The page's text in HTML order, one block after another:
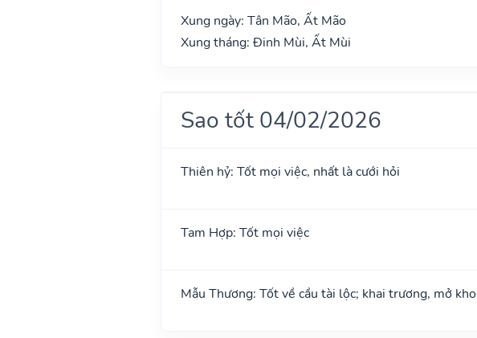
Xung ngày: Tân Mão, Ất Mão
Xung tháng: Đinh Mùi, Ất Mùi
Sao tốt 04/02/2026
Thiên hỷ: Tốt mọi việc, nhất là cưới hỏi
Tam Hợp: Tốt mọi việc
Mẫu Thương: Tốt về cầu tài lộc; khai trương, mở kho